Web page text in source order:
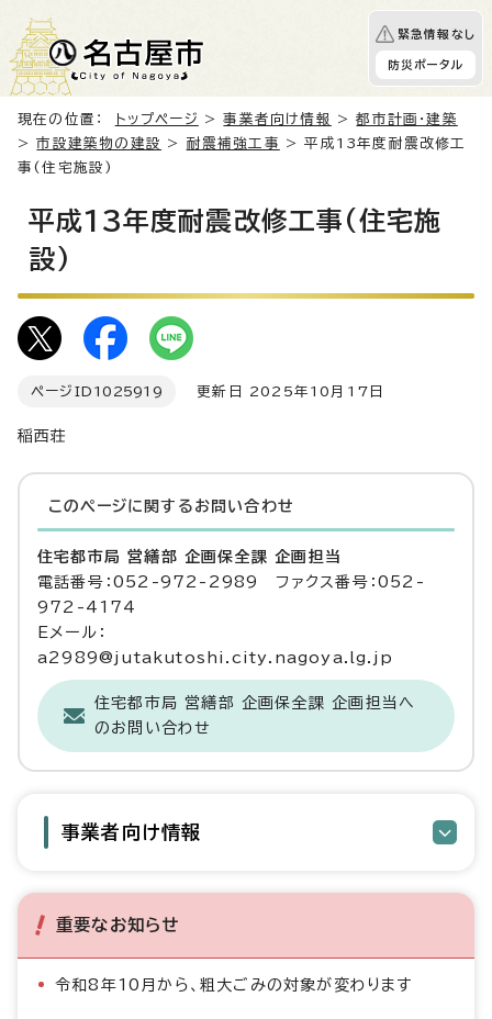
緊急情報なし
防災ポータル
現在の位置： トップページ >事業者向け情報 >都市計画・建築
>市設建築物の建設 > 耐震補強工事
> 平成13年度耐震改修工
事(住宅施設)
平成13年度耐震改修工事(住宅施
設)
ページID 1025919 更新日 2025年10月17日
稲西荘
このページに関する お問い合わせ
住宅都市局 営繕部 企画保全課 企画担当
電話番号：052-972-2989 ファクス番号：052-
972-4174
Eメール：
a2989@jutakutoshi.city.nagoya.lg.jp
住宅都市局 営繕部 企画保全課 企画担当へ
のお問い合わせ
事業者向け情報
重要なお知らせ
令和8年10月から、粗大ごみの対象が変わります